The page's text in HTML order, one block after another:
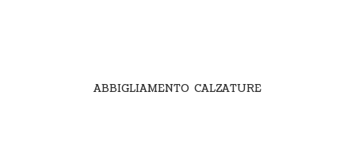
ABBIGLIAMENTO CALZATURE